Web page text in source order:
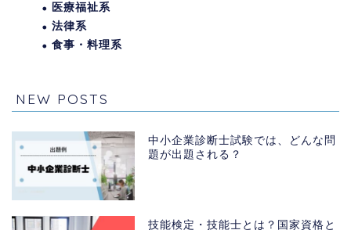
医療福祉系
法律系
食事・料理系
NEW POSTS
中小企業診断士試験では、どんな問
題が出題される？
技能検定・技能士とは？国家資格と